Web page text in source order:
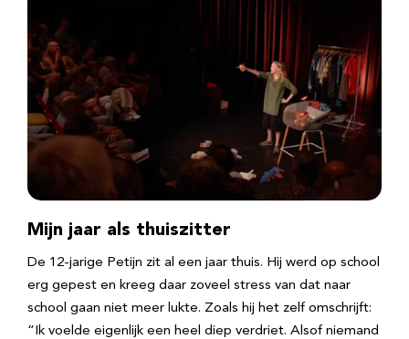
Mijn jaar als thuiszitter
De 12-jarige Petijn zit al een jaar thuis. Hij werd op school
erg gepest en kreeg daar zoveel stress van dat naar
school gaan niet meer lukte. Zoals hij het zelf omschrijft:
“Ik voelde eigenlijk een heel diep verdriet. Alsof niemand